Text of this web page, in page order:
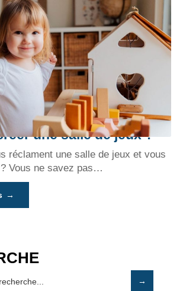
une salle de jeux ?
réclament une salle de jeux et vous
Vous ne savez pas…